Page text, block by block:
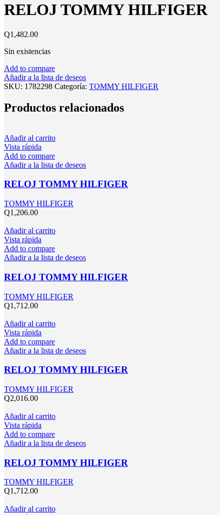
RELOJ TOMMY HILFIGER
Q1,482.00
Sin existencias
Add to compare
Añadir a la lista de deseos
SKU: 1782298 Categoría: TOMMY HILFIGER
Productos relacionados
Añadir al carrito
Vista rápida
Add to compare
Añadir a la lista de deseos
RELOJ TOMMY HILFIGER
TOMMY HILFIGER
Q1,206.00
Añadir al carrito
Vista rápida
Add to compare
Añadir a la lista de deseos
RELOJ TOMMY HILFIGER
TOMMY HILFIGER
Q1,712.00
Añadir al carrito
Vista rápida
Add to compare
Añadir a la lista de deseos
RELOJ TOMMY HILFIGER
TOMMY HILFIGER
Q2,016.00
Añadir al carrito
Vista rápida
Add to compare
Añadir a la lista de deseos
RELOJ TOMMY HILFIGER
TOMMY HILFIGER
Q1,712.00
Añadir al carrito